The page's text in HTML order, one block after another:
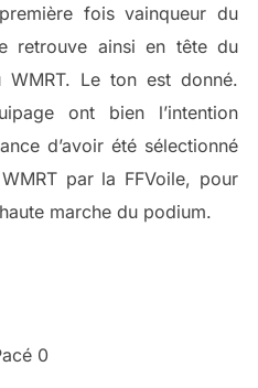
fois vainqueur du
retrouve ainsi en tête du
WMRT. Le ton est donné.
ont bien l’intention
d’avoir été sélectionné
par la FFVoile, pour
marche du podium.
0